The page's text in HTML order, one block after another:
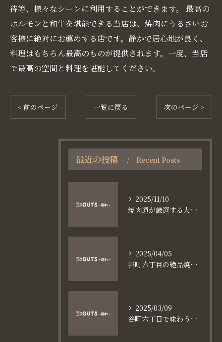
待等、様々なシーンに利用することができます。 最高の
ホルモンと和牛を堪能できる当店は、焼肉にうるさいお
客様に絶対にお薦めする店です。静かで居心地が良く、
料理はもちろん最高のものが提供されます。一度、当店
で最高の空間と料理を堪能してください。
< 前のページ 一覧に戻る 次のページ >
最近の投稿 Recent Posts
2025/11/10
焼肉通が厳選する大阪長堀鶴見緑地線谷町六丁目満足食事術
2025/04/05
谷町六丁目の絶品焼肉体験
2025/03/09
谷町六丁目で味わう家族と焼肉の魅力